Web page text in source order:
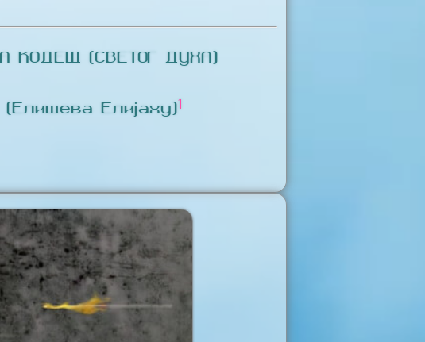
КОДЕШ (СВЕТОГ ДУХА)
Елијаху)1